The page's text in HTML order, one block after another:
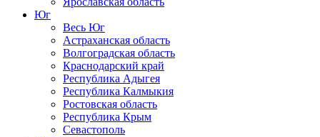
Юг
Весь Юг
Астраханская область
Волгоградская область
Краснодарский край
Республика Адыгея
Республика Калмыкия
Ростовская область
Республика Крым
Севастополь